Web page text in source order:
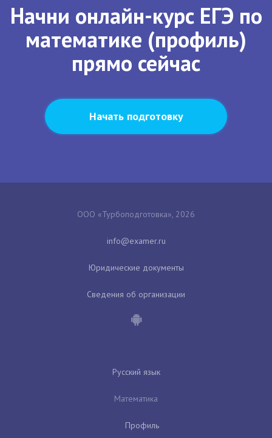
Начни онлайн-курс ЕГЭ по
математике (профиль)
прямо сейчас
Начать подготовку
ООО «Турбоподготовка», 2026
Юридические документы
Сведения об организации
Русский язык
Математика
Профиль